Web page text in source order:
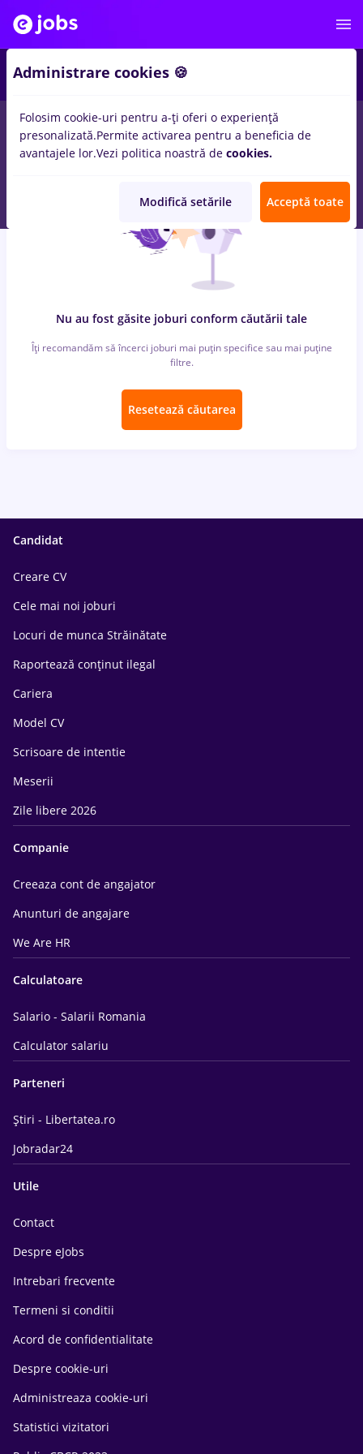
locuri de muncacu salarii in Qatar pentruStudent, Fara
experientainTransport / Distributie, IT / Telecom
Nu au fost găsite joburi conform căutării tale
Îți recomandăm să încerci joburi mai puțin specifice sau mai puține
filtre.
Resetează căutarea
Candidat
Creare CV
Cele mai noi joburi
Locuri de munca Străinătate
Raportează conținut ilegal
Cariera
Model CV
Scrisoare de intentie
Meserii
Zile libere 2026
Companie
Creeaza cont de angajator
Anunturi de angajare
We Are HR
Calculatoare
Salario - Salarii Romania
Calculator salariu
Parteneri
Știri - Libertatea.ro
Jobradar24
Utile
Contact
Despre eJobs
Intrebari frecvente
Termeni si conditii
Acord de confidentialitate
Despre cookie-uri
Administreaza cookie-uri
Statistici vizitatori
Administrare cookies 🍪
Folosim cookie-uri pentru a-ți oferi o experiență
presonalizată.Permite activarea pentru a beneficia de
avantajele lor.Vezi politica noastră de cookies.
Modifică setările Acceptă toate